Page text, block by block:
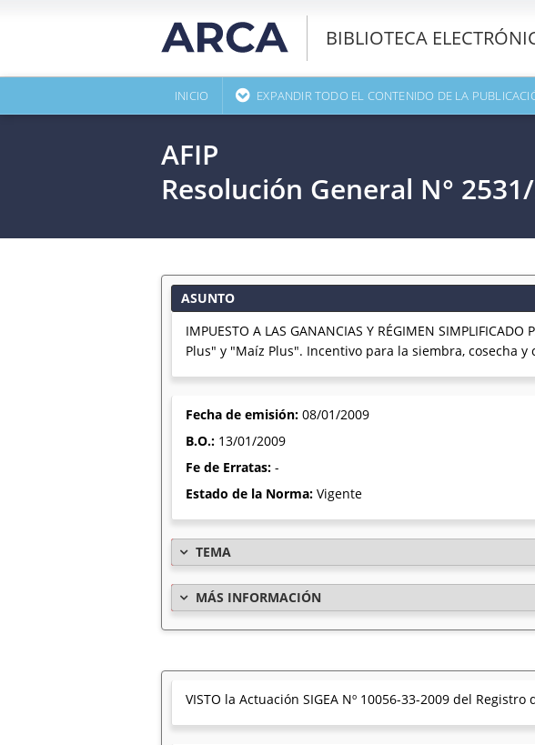
BIBLIOTECA
INICIO EXPANDIR TODO EL CONTENIDO DE LA
AFIP
Resolución General N°
ASUNTO
IMPUESTO A LAS GANANCIAS Y RÉGIMEN
Plus" y "Maíz Plus". Incentivo para la siembra, cosecha
Fecha de emisión: 08/01/2009
B.O.: 13/01/2009
Fe de Erratas: -
Estado de la Norma: Vigente
TEMA
MÁS INFORMACIÓN
VISTO la Actuación SIGEA Nº 10056-33-2009 del